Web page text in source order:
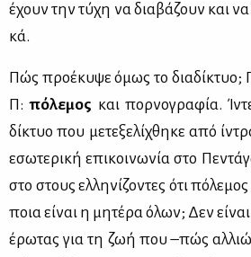
έχουν την τύ­χη να δια­βά­ζουν και
κά.
Πώς προ­έ­κυ­ψε όμως το δια­δί­κτυο;
Π:πό­λε­μος και πορ­νο­γρα­φία.
δί­κτυο που με­τε­ξε­λί­χθη­κε από
εσω­τε­ρι­κή επι­κοι­νω­νία στο
στο στους ελ­λη­νί­ζο­ντες ότι
ποια εί­ναι η μη­τέ­ρα όλων; Δεν
έρω­τας για τη ζωή που –πώς